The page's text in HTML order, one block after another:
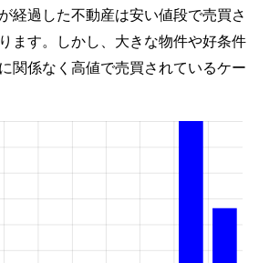
経過した不動産は安い値段で売買さ
ます。しかし、大きな物件や好条件
関係なく高値で売買されているケー